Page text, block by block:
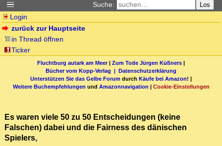
Suche: Los
Login
zurück zur Hauptseite
in Thread öffnen
Ticker
Fluchtburg autark am Meer| Zum Tode Jürgen Küßners |
Bücher vom Kopp-Verlag | Datenschutzerklärung
Unterstützen Sie das Gelbe Forum durch Käufe bei Amazon! |
Weitere Buchempfehlungen und Amazonnavigation | Cookie-Einstellungen
Es waren viele 50 zu 50 Entscheidungen (keine
Falschen) dabei und die Fairness des dänischen
Spielers,